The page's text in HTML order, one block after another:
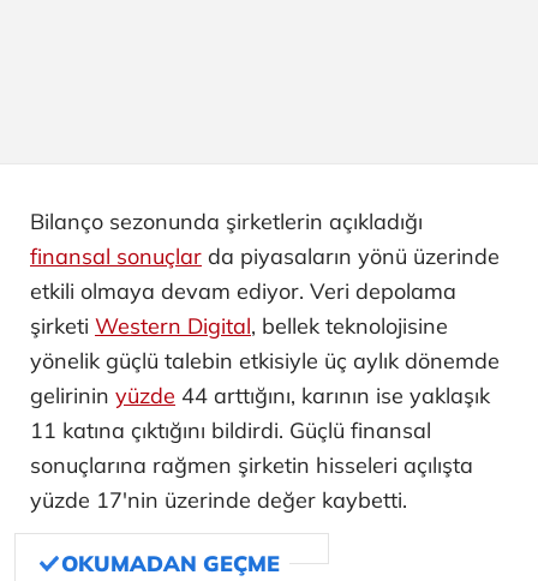
Bilanço sezonunda şirketlerin açıkladığı
finansal sonuçlar da piyasaların yönü üzerinde
etkili olmaya devam ediyor. Veri depolama
şirketi Western Digital, bellek teknolojisine
yönelik güçlü talebin etkisiyle üç aylık dönemde
gelirinin yüzde 44 arttığını, karının ise yaklaşık
11 katına çıktığını bildirdi. Güçlü finansal
sonuçlarına rağmen şirketin hisseleri açılışta
yüzde 17'nin üzerinde değer kaybetti.